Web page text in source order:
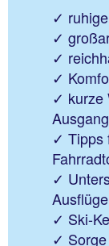
kurze
Tipps
Ski-